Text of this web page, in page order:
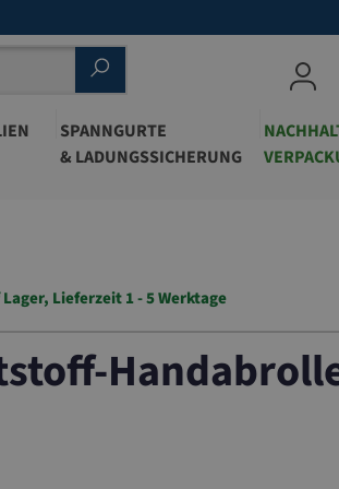
SPANNGURTE
& LADUNGSSICHERUNG
Lieferzeit 1 - 5 Werktage